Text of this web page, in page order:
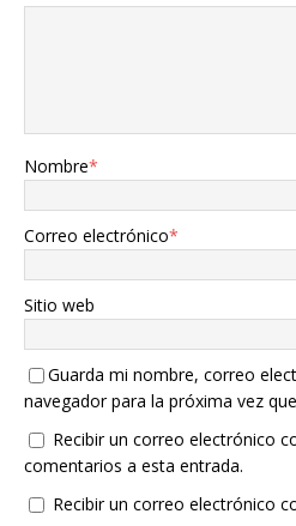
Nombre*
Correo electrónico*
Sitio web
Guarda mi nombre, correo
navegador para la próxima vez
Recibir un correo electrónico
comentarios a esta entrada.
Recibir un correo electrónico